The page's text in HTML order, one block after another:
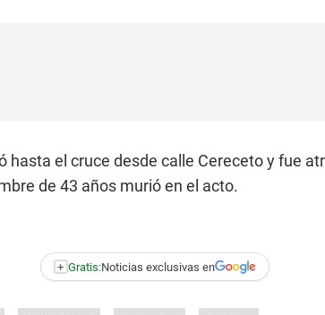
hasta el cruce desde calle Cereceto y fue
de 43 años murió en el acto.
+ Gratis:Noticias exclusivas en